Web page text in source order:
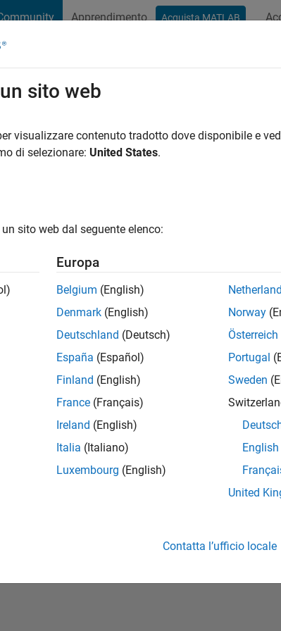
Apprendimento Acquista MATLAB
circa 5 anni fa
0Following:0
No Badges
sito web
visualizzare contenuto tradotto dove disponibile e
di selezionare: United States.
sito web dal seguente elenco:
Europa
Belgium (English)
Denmark (English)
Deutschland (Deutsch)
España (Español)
Finland (English)
France (Français)
Ireland (English)
Italia (Italiano)
Luxembourg (English)
Norway
Österreich
Portugal
Sweden
English
United
Contatta l’ufficio locale